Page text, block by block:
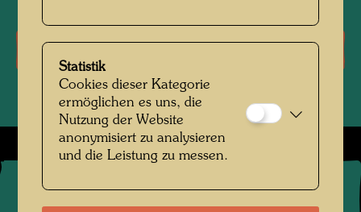
Literatur: Monographien
Die Hundertwasser gemeinnützige Privatstiftung Wien
Statistik
Cookies dieser Kategorie
ermöglichen es uns, die
Nutzung der Website
anonymisiert zu analysieren
und die Leistung zu messen.